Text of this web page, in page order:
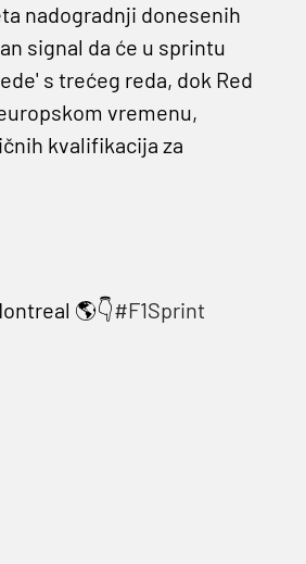
nadogradnji donesenih
signal da će u sprintu
s trećeg reda, dok Red
vremenu,
kvalifikacija za
🌎👇#F1Sprint